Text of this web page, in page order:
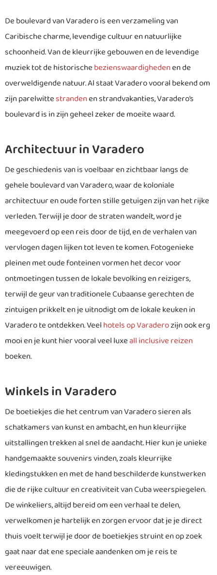
De boulevard van Varadero is een verzameling van
Caribische charme, levendige cultuur en natuurlijke
schoonheid. Van de kleurrijke gebouwen en de levendige
muziek tot de historischebezienswaardighedenen de
overweldigende natuur. Al staat Varadero vooral bekend om
zijn parelwittestrandenen strandvakanties, Varadero’s
boulevard is in zijn geheel zeker de moeite waard.
Architectuur in Varadero
De geschiedenis van is voelbaar en zichtbaar langs de
gehele boulevard van Varadero, waar de koloniale
architectuur en oude forten stille getuigen zijn van het rijke
verleden. Terwijl je door de straten wandelt, word je
meegevoerd op een reis door de tijd, en de verhalen van
vervlogen dagen lijken tot leven te komen. Fotogenieke
pleinen met oude fonteinen vormen het decor voor
ontmoetingen tussen de lokale bevolking en reizigers,
terwijl de geur van traditionele Cubaanse gerechten de
zintuigen prikkelt en je uitnodigt om de lokale keuken in
Varadero te ontdekken. Veelhotels op Varaderozijn ook erg
mooi en je kunt hier vooral veel luxeall inclusive reizen
boeken.
Winkels in Varadero
De boetiekjes die het centrum van Varadero sieren als
schatkamers van kunst en ambacht, en hun kleurrijke
uitstallingen trekken al snel de aandacht. Hier kun je unieke
handgemaakte souvenirs vinden, zoals kleurrijke
kledingstukken en met de hand beschilderde kunstwerken
die de rijke cultuur en creativiteit van Cuba weerspiegelen.
De winkeliers, altijd bereid om een verhaal te delen,
verwelkomen je hartelijk en zorgen ervoor dat je je direct
thuis voelt terwijl je door de boetiekjes struint en op zoek
gaat naar dat ene speciale aandenken om je reis te
vereeuwigen.